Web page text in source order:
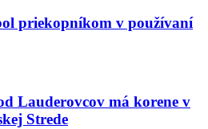
priekopníkom v používaní
Lauderovcov má korene v
Strede